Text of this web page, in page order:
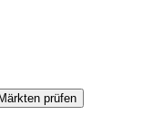
prüfen